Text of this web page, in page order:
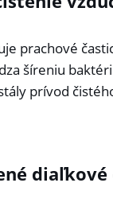
prachové
šíreniu
prívod
diaľkové